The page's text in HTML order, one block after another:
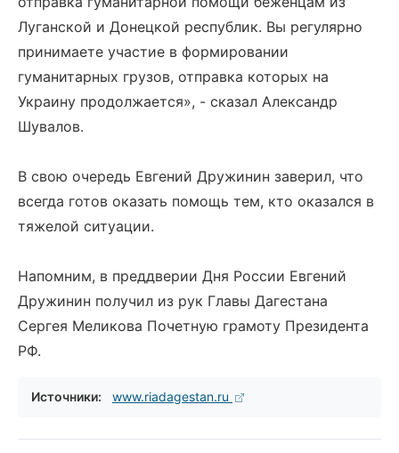
Луганской и Донецкой республик. Вы регулярно
принимаете участие в формировании
гуманитарных грузов, отправка которых на
Украину продолжается», - сказал Александр
Шувалов.
В свою очередь Евгений Дружинин заверил, что
всегда готов оказать помощь тем, кто оказался в
тяжелой ситуации.
Напомним, в преддверии Дня России Евгений
Дружинин получил из рук Главы Дагестана
Сергея Меликова Почетную грамоту Президента
РФ.
Источники: www.riadagestan.ru